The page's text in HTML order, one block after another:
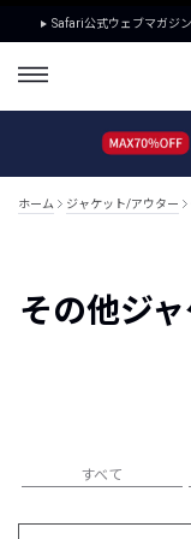
Safari公式ウェブマガジン
ホーム ジャケット/アウター
その他ジ
すべて